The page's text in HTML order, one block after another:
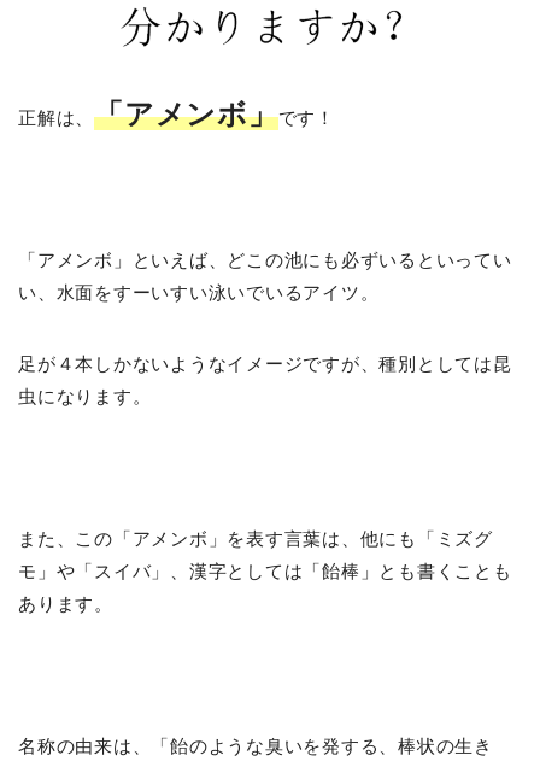
正解は、「アメンボ」です！
「アメンボ」といえば、どこの池にも必ずいるといってい
い、水面をすーいすい泳いでいるアイツ。
足が４本しかないようなイメージですが、種別としては昆
虫になります。
また、この「アメンボ」を表す言葉は、他にも「ミズグ
モ」や「スイバ」、漢字としては「飴棒」とも書くことも
あります。
名称の由来は、「飴のような臭いを発する、棒状の生き